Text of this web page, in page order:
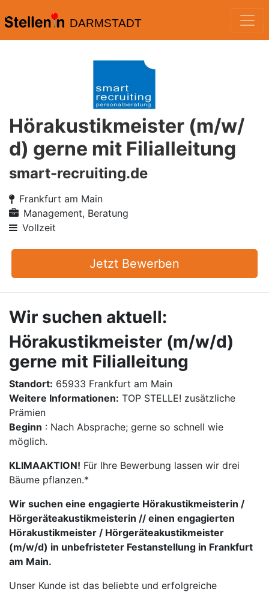
DARMSTADT
Hörakustikmeister (m/w/
d) gerne mit Filialleitung
smart-recruiting.de
Frankfurt am Main
Management, Beratung
Vollzeit
Jetzt Bewerben
Wir suchen aktuell:
Hörakustikmeister (m/w/d)
gerne mit Filialleitung
Standort: 65933 Frankfurt am Main
Weitere Informationen: TOP STELLE! zusätzliche
Prämien
Beginn : Nach Absprache; gerne so schnell wie
möglich.
KLIMAAKTION! Für Ihre Bewerbung lassen wir drei
Bäume pflanzen.*
Wir suchen eine engagierte Hörakustikmeisterin /
Hörgeräteakustikmeisterin // einen engagierten
Hörakustikmeister / Hörgeräteakustikmeister
(m/w/d) in unbefristeter Festanstellung in Frankfurt
am Main.
Unser Kunde ist das beliebte und erfolgreiche